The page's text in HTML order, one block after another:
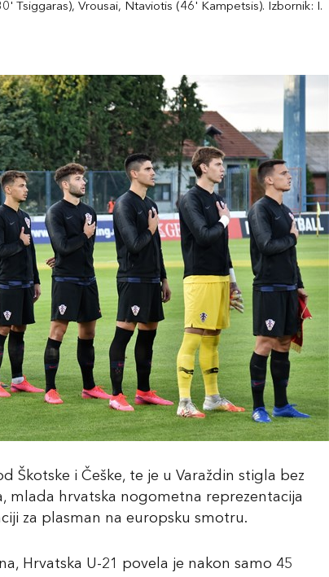
Tsiggaras), Vrousai, Ntaviotis (46' Kampetsis). Izbornik: I.
Škotske i Češke, te je u Varaždin stigla bez
mlada hrvatska nogometna reprezentacija
za plasman na europsku smotru.
Hrvatska U-21 povela je nakon samo 45